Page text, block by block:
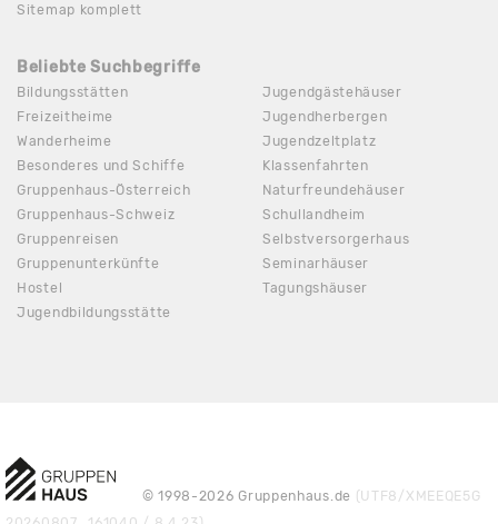
Sitemap komplett
Beliebte Suchbegriffe
Bildungsstätten
Freizeitheime
Wanderheime
Besonderes und Schiffe
Gruppenhaus-Österreich
Gruppenhaus-Schweiz
Gruppenreisen
Gruppenunterkünfte
Hostel
Jugendbildungsstätte
Jugendgästehäuser
Jugendherbergen
Jugendzeltplatz
Klassenfahrten
Naturfreundehäuser
Schullandheim
Selbstversorgerhaus
Seminarhäuser
Tagungshäuser
© 1998-2026 Gruppenhaus.de (UTF8/XMEEQE5G